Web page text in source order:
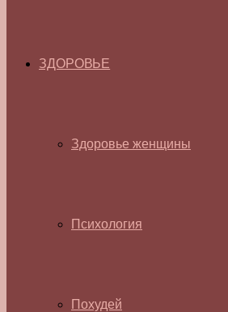
ЗДОРОВЬЕ
Здоровье женщины
Психология
Похудей